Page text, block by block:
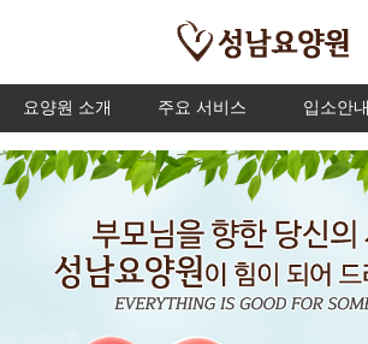
요양원 소개 주요 서비스 입소안내